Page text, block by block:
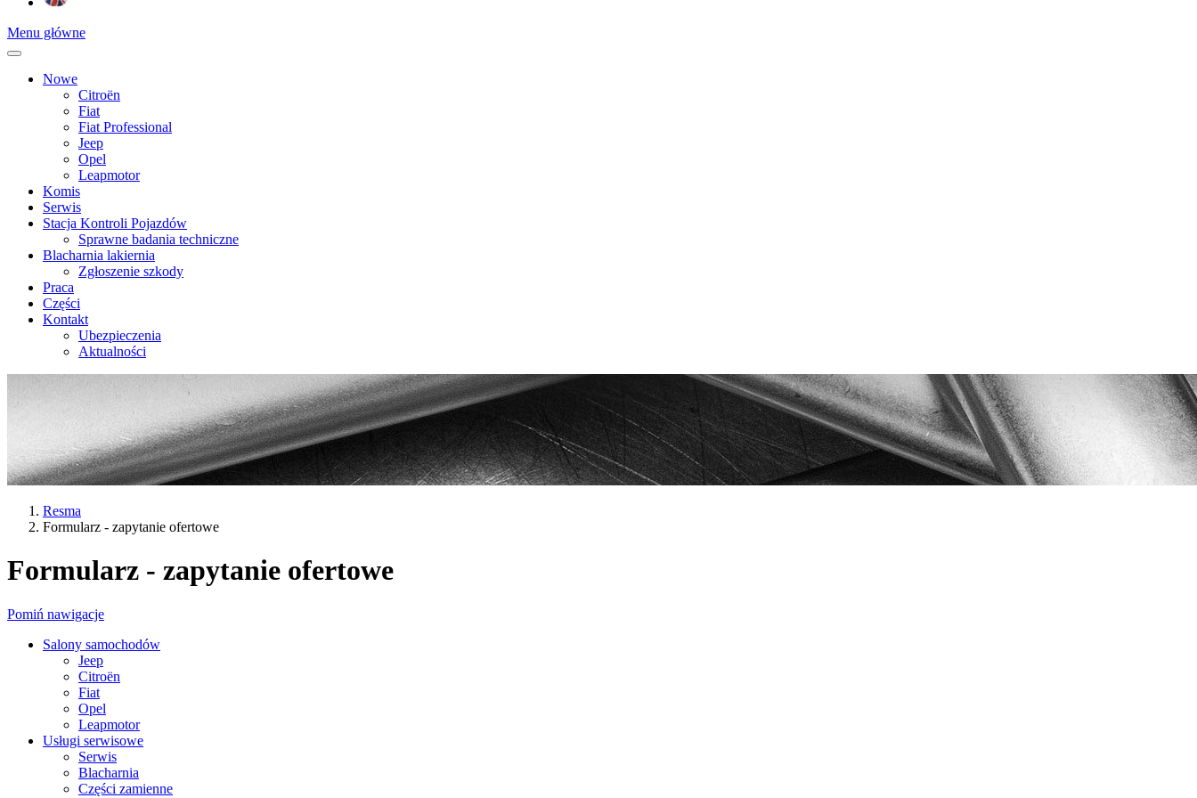
Menu główne
Nowe
Citroën
Fiat
Fiat Professional
Jeep
Opel
Leapmotor
Komis
Serwis
Stacja Kontroli Pojazdów
Sprawne badania techniczne
Blacharnia lakiernia
Zgłoszenie szkody
Praca
Części
Kontakt
Ubezpieczenia
Aktualności
Resma
Formularz - zapytanie ofertowe
Formularz - zapytanie ofertowe
Pomiń nawigacje
Salony samochodów
Jeep
Citroën
Fiat
Opel
Leapmotor
Usługi serwisowe
Serwis
Blacharnia
Części zamienne